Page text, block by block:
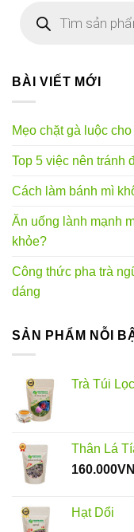
kiếm
BÀI VIẾT MỚI
Mẹo chặt gà luộc
Top 5 việc nên tránh
Cách làm bánh mì
Ăn uống lành mạnh
khỏe?
Công thức pha trà
dáng
SẢN PHẨM NỖI
Trà Túi
Thân Lá
160.000
Hạt Dổi